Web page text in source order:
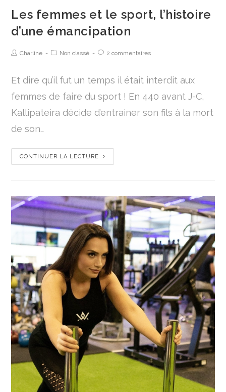
Les femmes et le sport, l’histoire
d’une émancipation
Charline Non classé 2 commentaires
Et dire qu’il fut un temps il était interdit aux
femmes de faire du sport ! En 440 avant J-C,
Kallipateira décide d’entrainer son fils à la mort
de son…
CONTINUER LA LECTURE